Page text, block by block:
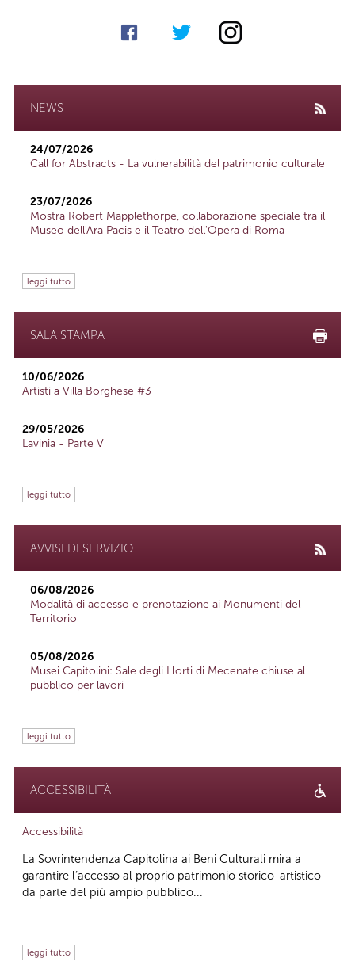
NEWS
24/07/2026
Call for Abstracts - La vulnerabilità del patrimonio culturale
23/07/2026
Mostra Robert Mapplethorpe, collaborazione speciale tra il
Museo dell'Ara Pacis e il Teatro dell'Opera di Roma
leggi tutto
SALA STAMPA
10/06/2026
Artisti a Villa Borghese #3
29/05/2026
Lavinia - Parte V
leggi tutto
AVVISI DI SERVIZIO
06/08/2026
Modalità di accesso e prenotazione ai Monumenti del
Territorio
05/08/2026
Musei Capitolini: Sale degli Horti di Mecenate chiuse al
pubblico per lavori
leggi tutto
ACCESSIBILITÀ
Accessibilità
La Sovrintendenza Capitolina ai Beni Culturali mira a
garantire l’accesso al proprio patrimonio storico-artistico
da parte del più ampio pubblico...
leggi tutto